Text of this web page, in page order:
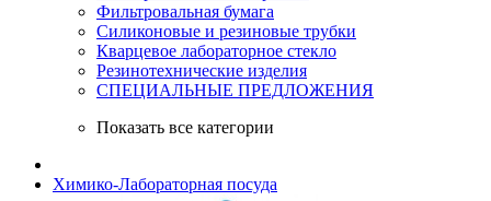
Фильтровальная бумага
Силиконовые и резиновые трубки
Кварцевое лабораторное стекло
Резинотехнические изделия
СПЕЦИАЛЬНЫЕ ПРЕДЛОЖЕНИЯ
Показать все категории
Химико-Лабораторная посуда